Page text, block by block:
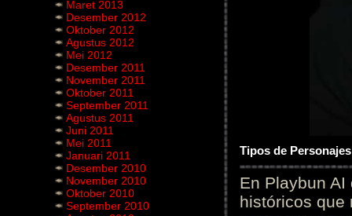
Maret 2013
Desember 2012
Oktober 2012
Agustus 2012
Mei 2012
Desember 2011
November 2011
Oktober 2011
September 2011
Agustus 2011
Juni 2011
Mei 2011
Januari 2011
Desember 2010
November 2010
Oktober 2010
September 2010
Tipos de
En Playbun
históricos que